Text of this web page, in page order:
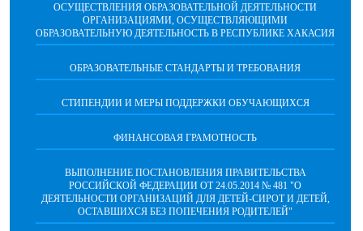
ОСУЩЕСТВЛЕНИЯ ОБРАЗОВАТЕЛЬНОЙ ДЕЯТЕЛЬНОСТИ
ОРГАНИЗАЦИЯМИ, ОСУЩЕСТВЛЯЮЩИМИ
ОБРАЗОВАТЕЛЬНУЮ ДЕЯТЕЛЬНОСТЬ В РЕСПУБЛИКЕ ХАКАСИЯ
ОБРАЗОВАТЕЛЬНЫЕ СТАНДАРТЫ И ТРЕБОВАНИЯ
СТИПЕНДИИ И МЕРЫ ПОДДЕРЖКИ ОБУЧАЮЩИХСЯ
ФИНАНСОВАЯ ГРАМОТНОСТЬ
ВЫПОЛНЕНИЕ ПОСТАНОВЛЕНИЯ ПРАВИТЕЛЬСТВА
РОССИЙСКОЙ ФЕДЕРАЦИИ ОТ 24.05.2014 № 481 "О
ДЕЯТЕЛЬНОСТИ ОРГАНИЗАЦИЙ ДЛЯ ДЕТЕЙ-СИРОТ И ДЕТЕЙ,
ОСТАВШИХСЯ БЕЗ ПОПЕЧЕНИЯ РОДИТЕЛЕЙ"